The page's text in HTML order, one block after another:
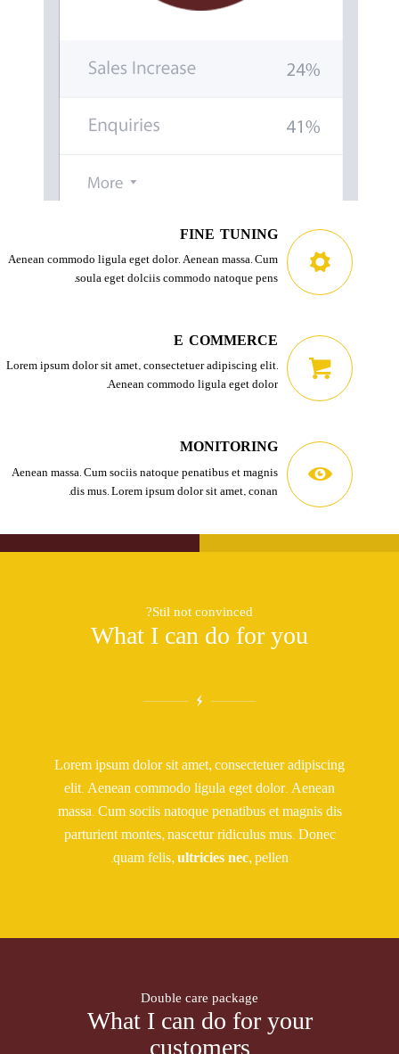
FINE-TUNING
Aenean commodo ligula eget dolor. Aenean massa. Cum
soula eget dolciis commodo natoque pens.
E-COMMERCE
Lorem ipsum dolor sit amet, consectetuer adipiscing elit.
Aenean commodo ligula eget dolor.
MONITORING
Aenean massa. Cum sociis natoque penatibus et magnis
dis mus. Lorem ipsum dolor sit amet, conan.
Stil not convinced?
What I can do for you
Lorem ipsum dolor sit amet, consectetuer adipiscing
elit. Aenean commodo ligula eget dolor. Aenean
massa. Cum sociis natoque penatibus et magnis dis
parturient montes, nascetur ridiculus mus. Donec
quam felis,ultricies nec, pellen.
Double care package
What I can do for your